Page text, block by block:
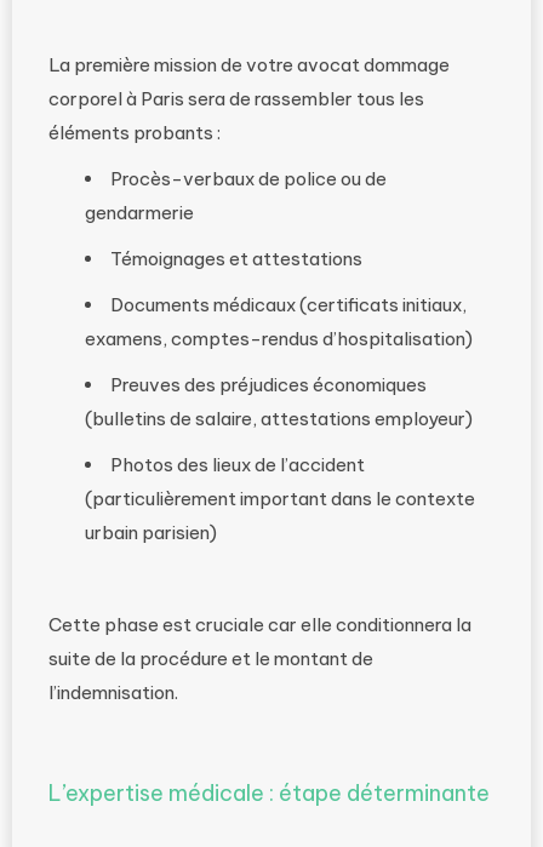
La première mission de votre avocat dommage
corporel à Paris sera de rassembler tous les
éléments probants :
Procès-verbaux de police ou de
gendarmerie
Témoignages et attestations
Documents médicaux (certificats initiaux,
examens, comptes-rendus d’hospitalisation)
Preuves des préjudices économiques
(bulletins de salaire, attestations employeur)
Photos des lieux de l’accident
(particulièrement important dans le contexte
urbain parisien)
Cette phase est cruciale car elle conditionnera la
suite de la procédure et le montant de
l’indemnisation.
L’expertise médicale : étape déterminante